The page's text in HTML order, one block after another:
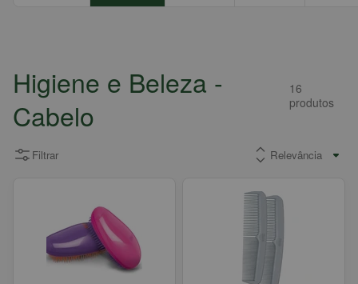
Higiene e Beleza -
Cabelo
16
produtos
Filtrar